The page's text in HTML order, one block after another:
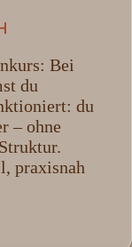
Bei
du
du
– ohne
praxisnah